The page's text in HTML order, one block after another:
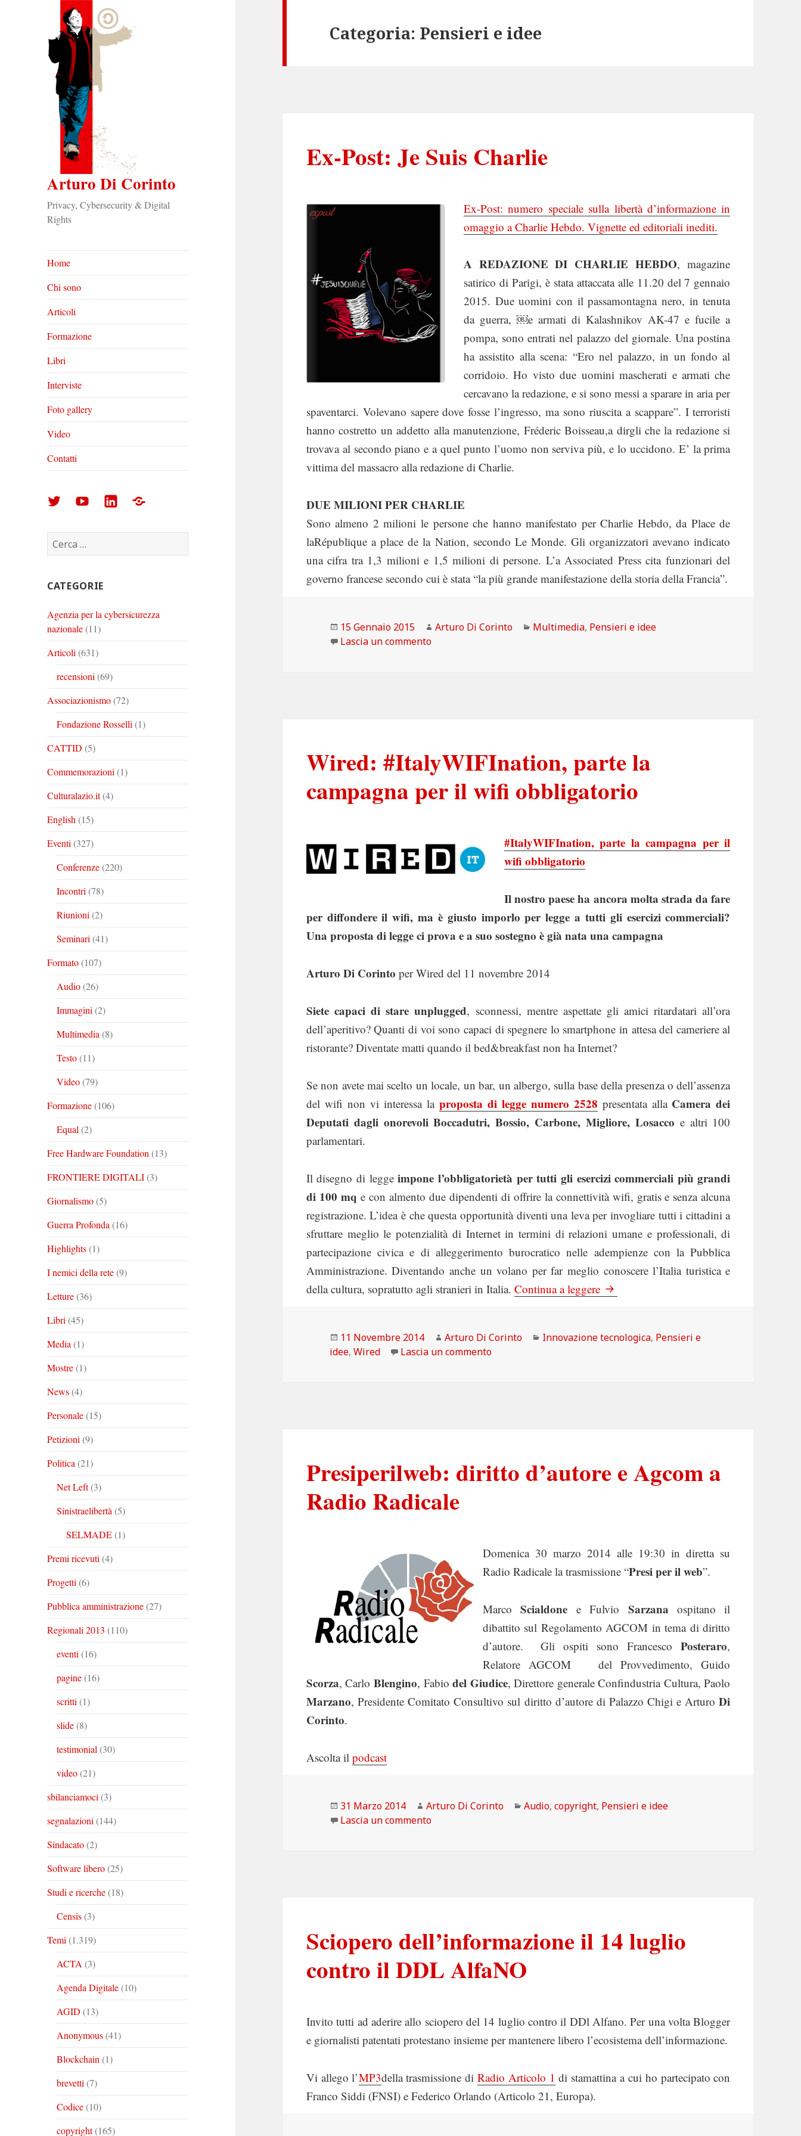
Arturo Di Corinto
Privacy, Cybersecurity & Digital
Rights
Home
Chi sono
Articoli
Formazione
Libri
Interviste
Foto gallery
Video
Contatti
Arturo
Corinto
su
Arturo
Corinto
su
Arturo
su
Foto
Ricerca
per:
CATEGORIE
Agenzia per la cybersicurezza
nazionale(11)
Articoli (631)
recensioni (69)
Associazionismo(72)
Fondazione Rosselli (1)
CATTID (5)
Commemorazioni (1)
Culturalazio.it(4)
English (15)
Eventi (327)
Conferenze(220)
Incontri (78)
Riunioni (2)
Seminari (41)
Formato(107)
Audio(26)
Immagini (2)
Multimedia (8)
Testo(11)
Video(79)
Formazione(106)
Equal (2)
Free Hardware Foundation (13)
FRONTIERE DIGITALI(3)
Giornalismo(5)
Guerra Profonda (16)
Highlights(1)
I nemici della rete(9)
Letture(36)
Libri (45)
Media (1)
Mostre(1)
News(4)
Personale(15)
Petizioni (9)
Politica (21)
Net Left(3)
Sinistraelibertà (5)
SELMADE(1)
Premi ricevuti (4)
Progetti (6)
Pubblica amministrazione(27)
Regionali 2013 (110)
eventi (16)
pagine(16)
scritti (1)
slide(8)
testimonial (30)
video(21)
sbilanciamoci (3)
segnalazioni (144)
Sindacato(2)
Software libero(25)
Studi e ricerche(18)
Censis(3)
Temi (1.319)
ACTA (3)
Agenda Digitale(10)
AGID (13)
Anonymous(41)
Blockchain (1)
brevetti (7)
Codice(10)
copyright(165)
Categoria: Pensieri e idee
Ex-Post: Je Suis Charlie
Ex-Post: numero speciale sulla libertà d’informazione in
omaggio a Charlie Hebdo. Vignette ed editoriali inediti.
A REDAZIONE DI CHARLIE HEBDO, magazine
satirico di Parigi, è stata attaccata alle 11.20 del 7 gennaio
2015. Due uomini con il passamontagna nero, in tenuta
da guerra, ￼e armati di Kalashnikov AK-47 e fucile a
pompa, sono entrati nel palazzo del giornale. Una postina
ha assistito alla scena: “Ero nel palazzo, in un fondo al
corridoio. Ho visto due uomini mascherati e armati che
cercavano la redazione, e si sono messi a sparare in aria per
spaventarci. Volevano sapere dove fosse l’ingresso, ma sono riuscita a scappare”. I terroristi
hanno costretto un addetto alla manutenzione, Fréderic Boisseau,a dirgli che la redazione si
trovava al secondo piano e a quel punto l’uomo non serviva più, e lo uccidono. E’ la prima
vittima del massacro alla redazione di Charlie.
DUE MILIONI PER CHARLIE
Sono almeno 2 milioni le persone che hanno manifestato per Charlie Hebdo, da Place de
laRépublique a place de la Nation, secondo Le Monde. Gli organizzatori avevano indicato
una cifra tra 1,3 milioni e 1,5 milioni di persone. L’a Associated Press cita funzionari del
governo francese secondo cui è stata “la più grande manifestazione della storia della Francia”.
Scritto
il
15 Gennaio 2015 Autore
Arturo Di Corinto Categorie
Multimedia, Pensieri e idee
Lascia un commentosu Ex-Post: Je Suis Charlie
Wired: #ItalyWIFInation, parte la
campagna per il wifi obbligatorio
#ItalyWIFInation, parte la campagna per il
wifi obbligatorio
Il nostro paese ha ancora molta strada da fare
per diffondere il wifi, ma è giusto imporlo per legge a tutti gli esercizi commerciali?
Una proposta di legge ci prova e a suo sostegno è già nata una campagna
Arturo Di Corinto per Wired del 11 novembre 2014
Siete capaci di stare unplugged, sconnessi, mentre aspettate gli amici ritardatari all’ora
dell’aperitivo? Quanti di voi sono capaci di spegnere lo smartphone in attesa del cameriere al
ristorante? Diventate matti quando il bed&breakfast non ha Internet?
Se non avete mai scelto un locale, un bar, un albergo, sulla base della presenza o dell’assenza
del wifi non vi interessa la proposta di legge numero 2528 presentata alla Camera dei
Deputati dagli onorevoli Boccadutri, Bossio, Carbone, Migliore, Losacco e altri 100
parlamentari.
Il disegno di leggeimpone l’obbligatorietà per tutti gli esercizi commerciali più grandi
di 100 mq e con almento due dipendenti di offrire la connettività wifi, gratis e senza alcuna
registrazione. L’idea è che questa opportunità diventi una leva per invogliare tutti i cittadini a
sfruttare meglio le potenzialità di Internet in termini di relazioni umane e professionali, di
partecipazione civica e di alleggerimento burocratico nelle adempienze con la Pubblica
Amministrazione. Diventando anche un volano per far meglio conoscere l’Italia turistica e
della cultura, sopratutto agli stranieri in Italia. Continua a leggere Wired: #ItalyWIFInation, parte la
Scritto
il
11 Novembre 2014 Autore
Arturo Di Corinto Categorie
Innovazione tecnologica, Pensieri e
idee,Wired Lascia un commentosu Wired: #ItalyWIFInation, parte la campagna per il wifi
Presiperilweb: diritto d’autore e Agcom a
Radio Radicale
Domenica 30 marzo 2014 alle 19:30 in diretta su
Radio Radicale la trasmissione “Presi per il web”.
MarcoScialdone e Fulvio Sarzana ospitano il
dibattito sul Regolamento AGCOM in tema di diritto
d’autore. Gli ospiti sono FrancescoPosteraro,
Relatore AGCOM del Provvedimento, Guido
Scorza, Carlo Blengino, Fabiodel Giudice, Direttore generale Confindustria Cultura, Paolo
Marzano, Presidente Comitato Consultivo sul diritto d’autore di Palazzo Chigi e ArturoDi
Corinto.
Ascolta il podcast
Scritto
il
31 Marzo 2014 Autore
Arturo Di Corinto Categorie
Audio,copyright, Pensieri e idee
Lascia un commentosu Presiperilweb: diritto d’autore e Agcom a Radio Radicale
Sciopero dell’informazione il 14 luglio
contro il DDL AlfaNO
Invito tutti ad aderire allo sciopero del 14 luglio contro il DDl Alfano. Per una volta Blogger
e giornalisti patentati protestano insieme per mantenere libero l’ecosistema dell’informazione.
Vi allego l’MP3della trasmissione di Radio Articolo 1 di stamattina a cui ho partecipato con
Franco Siddi (FNSI) e Federico Orlando (Articolo 21, Europa).